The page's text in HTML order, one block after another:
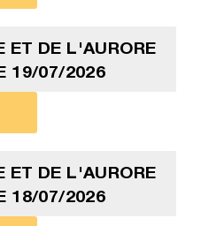
ET DE L'AURORE
19/07/2026
ET DE L'AURORE
18/07/2026